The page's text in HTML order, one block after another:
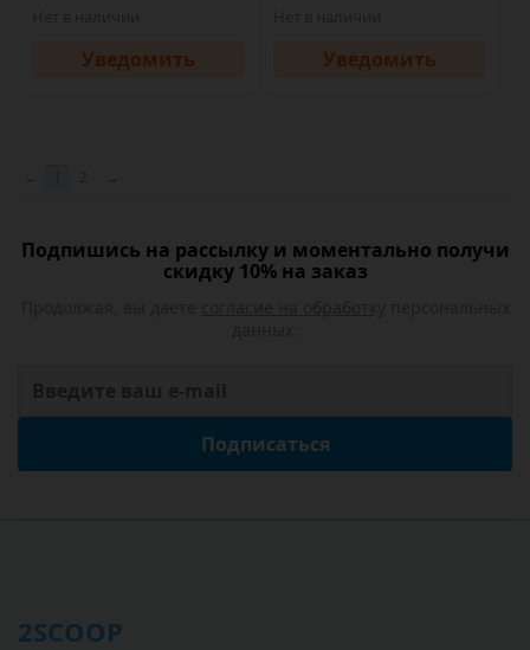
Уведомить Уведомить
Подпишись на рассылку и моментально получи
скидку 10% на заказ
Подписаться
2SCOOP